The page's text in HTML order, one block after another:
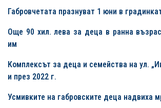
Габровчетата празнуват 1 юни в
Още 90 хил. лева за деца в ранна
им
Комплексът за деца и семейства на ул.
и през 2022 г.
Усмивките на габровските деца надвиха